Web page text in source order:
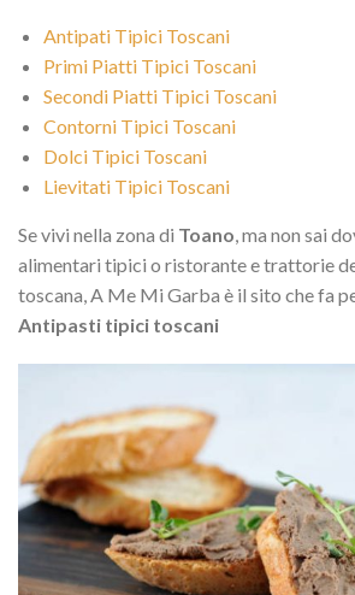
Antipati Tipici Toscani
Primi Piatti Tipici Toscani
Secondi Piatti Tipici Toscani
Contorni Tipici Toscani
Dolci Tipici Toscani
Lievitati Tipici Toscani
Se vivi nella zona di Toano , ma non sai
alimentari tipici o ristorante e trattorie
toscana, A Me Mi Garba è il sito che fa
Antipasti tipici toscani